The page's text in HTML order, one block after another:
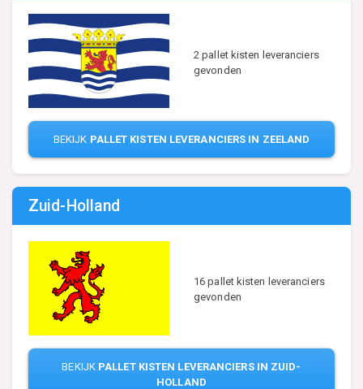
2 pallet kisten leveranciers
gevonden
BEKIJK PALLET KISTEN LEVERANCIERS IN ZEELAND
Zuid-Holland
16 pallet kisten leveranciers
gevonden
BEKIJK PALLET KISTEN LEVERANCIERS IN ZUID-
HOLLAND